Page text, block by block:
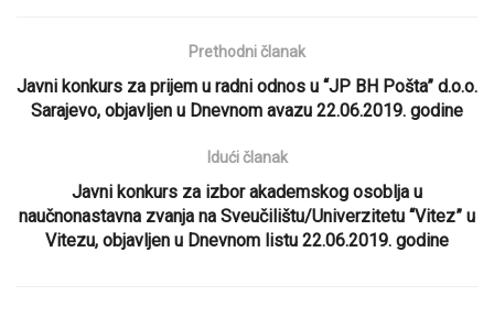
Prethodni članak
Javni konkurs za prijem u radni odnos u “JP BH Pošta” d.o.o.
Sarajevo, objavljen u Dnevnom avazu 22.06.2019. godine
Idući članak
Javni konkurs za izbor akademskog osoblja u
naučnonastavna zvanja na Sveučilištu/Univerzitetu “Vitez” u
Vitezu, objavljen u Dnevnom listu 22.06.2019. godine